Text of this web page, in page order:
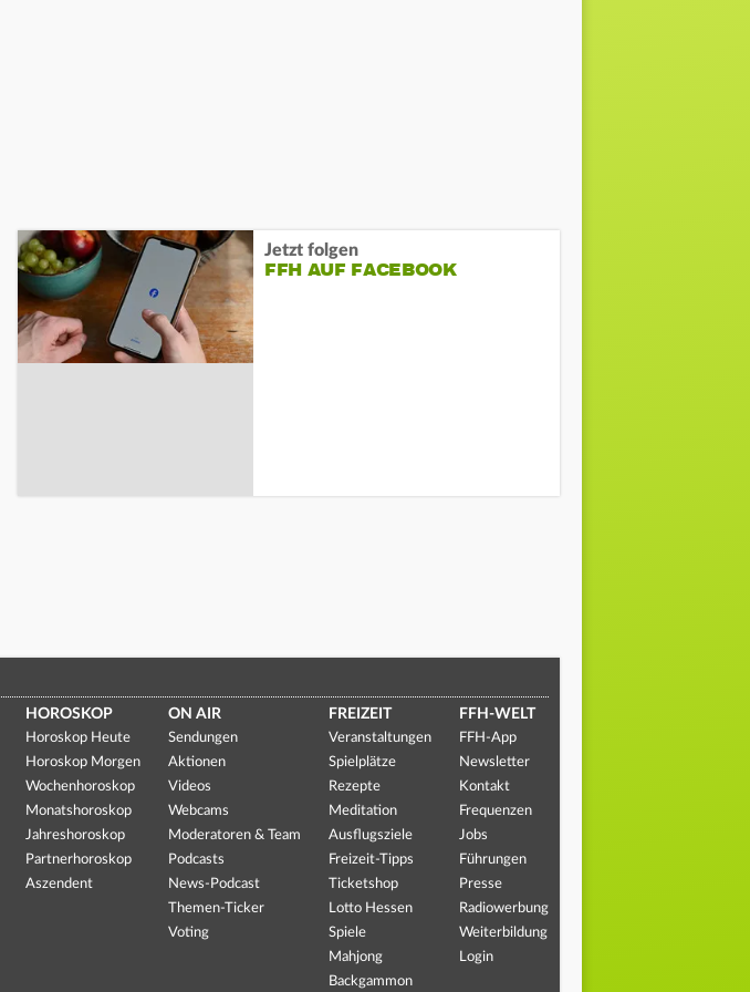
Jetzt folgen
FFH AUF FACEBOOK
HOROSKOP
Horoskop Heute
Horoskop Morgen
Wochenhoroskop
Monatshoroskop
Jahreshoroskop
Partnerhoroskop
Aszendent
ON AIR
Sendungen
Aktionen
Videos
Webcams
Moderatoren & Team
Podcasts
News-Podcast
Themen-Ticker
Voting
FREIZEIT
Veranstaltungen
Spielplätze
Rezepte
Meditation
Ausflugsziele
Freizeit-Tipps
Ticketshop
Lotto Hessen
Spiele
Mahjong
Backgammon
FFH-WELT
FFH-App
Newsletter
Kontakt
Frequenzen
Jobs
Führungen
Presse
Radiowerbung
Weiterbildung
Login